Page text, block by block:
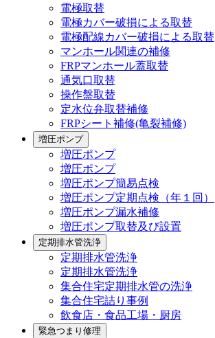
電極取替
電極カバー破損による取替
電極配線カバー破損による取替
マンホール関連の補修
FRPマンホール蓋取替
通気口取替
操作盤取替
定水位弁取替補修
FRPシート補修(亀裂補修)
増圧ポンプ
増圧ポンプ
増圧ポンプ
増圧ポンプ簡易点検
増圧ポンプ定期点検（年１回）
増圧ポンプ漏水補修
増圧ポンプ取替及び設置
定期排水管洗浄
定期排水管洗浄
定期排水管洗浄
集合住宅定期排水管の洗浄
集合住宅詰り事例
飲食店・食品工場・厨房
緊急つまり修理